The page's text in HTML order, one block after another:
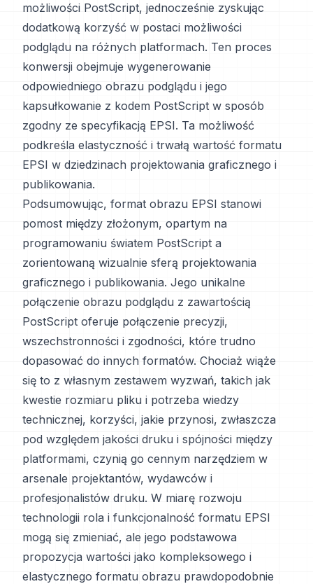
możliwości PostScript, jednocześnie zyskując
dodatkową korzyść w postaci możliwości
podglądu na różnych platformach. Ten proces
konwersji obejmuje wygenerowanie
odpowiedniego obrazu podglądu i jego
kapsułkowanie z kodem PostScript w sposób
zgodny ze specyfikacją EPSI. Ta możliwość
podkreśla elastyczność i trwałą wartość formatu
EPSI w dziedzinach projektowania graficznego i
publikowania.
Podsumowując, format obrazu EPSI stanowi
pomost między złożonym, opartym na
programowaniu światem PostScript a
zorientowaną wizualnie sferą projektowania
graficznego i publikowania. Jego unikalne
połączenie obrazu podglądu z zawartością
PostScript oferuje połączenie precyzji,
wszechstronności i zgodności, które trudno
dopasować do innych formatów. Chociaż wiąże
się to z własnym zestawem wyzwań, takich jak
kwestie rozmiaru pliku i potrzeba wiedzy
technicznej, korzyści, jakie przynosi, zwłaszcza
pod względem jakości druku i spójności między
platformami, czynią go cennym narzędziem w
arsenale projektantów, wydawców i
profesjonalistów druku. W miarę rozwoju
technologii rola i funkcjonalność formatu EPSI
mogą się zmieniać, ale jego podstawowa
propozycja wartości jako kompleksowego i
elastycznego formatu obrazu prawdopodobnie